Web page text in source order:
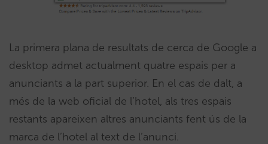
La primera plana de resultats de cerca de Google a
desktop admet actualment quatre espais per a
anunciants a la part superior. En el cas de dalt, a
més de la web oficial de l’hotel, als tres espais
restants apareixen altres anunciants fent ús de la
marca de l’hotel al text de l’anunci.